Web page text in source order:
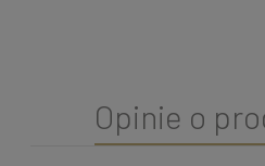
Opinie o